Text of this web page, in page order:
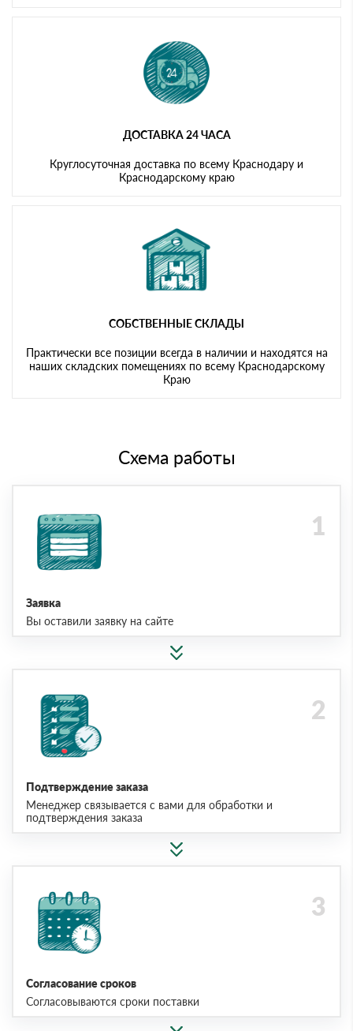
ДОСТАВКА 24 ЧАСА
Круглосуточная доставка по всему Краснодару и
Краснодарскому краю
СОБСТВЕННЫЕ СКЛАДЫ
Практически все позиции всегда в наличии и находятся на
наших складских помещениях по всему Краснодарскому
Краю
Схема работы
Заявка
Вы оставили заявку на сайте
Подтверждение заказа
Менеджер связывается с вами для обработки и
подтверждения заказа
Согласование сроков
Согласовываются сроки поставки